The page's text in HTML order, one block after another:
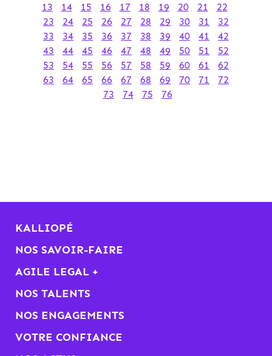
13
14 15 16 17 18 19 20 21
22
23
24 25 26 27 28 29 30 31
32
33
34 35 36 37 38 39 40 41
42
43
44 45 46 47 48 49 50 51
52
53
54 55 56 57 58 59 60 61
62
63
64 65 66 67 68 69 70 71
72
73
74 75 76
KALLIOPÉ
NOS SAVOIR-FAIRE
AGILE LEGAL +
NOS TALENTS
NOS ENGAGEMENTS
VOTRE CONFIANCE